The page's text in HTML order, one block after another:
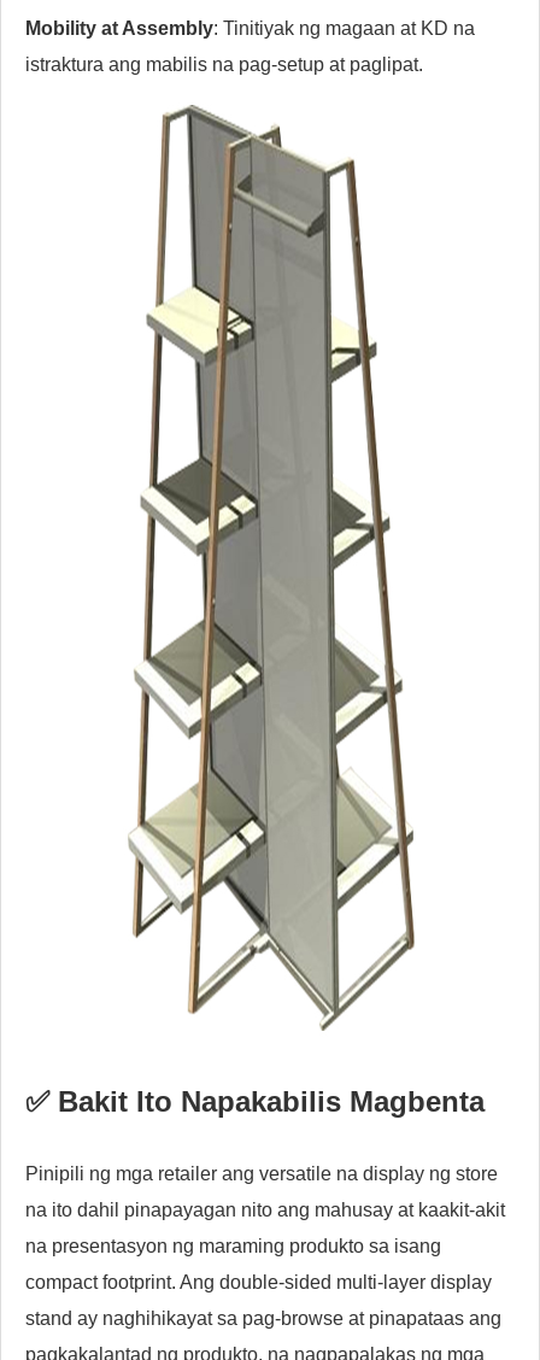
Mobility at Assembly: Tinitiyak ng magaan at KD na
istraktura ang mabilis na pag-setup at paglipat.
✅ Bakit Ito Napakabilis Magbenta
Pinipili ng mga retailer ang versatile na display ng store
na ito dahil pinapayagan nito ang mahusay at kaakit-akit
na presentasyon ng maraming produkto sa isang
compact footprint. Ang double-sided multi-layer display
stand ay naghihikayat sa pag-browse at pinapataas ang
pagkakalantad ng produkto, na nagpapalakas ng mga